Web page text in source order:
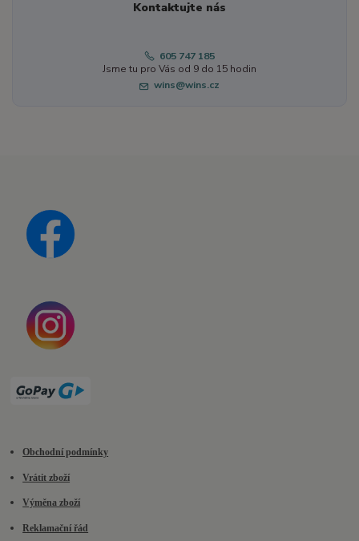
Kontaktujte nás
605 747 185
Jsme tu pro Vás od 9 do 15 hodin
wins@wins.cz
Obchodní podmínky
Vrátit zboží
Výměna zboží
Reklamační řád